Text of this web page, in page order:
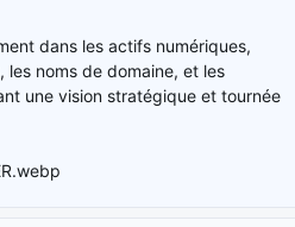
dans les actifs numériques,
les noms de domaine, et les
une vision stratégique et tournée